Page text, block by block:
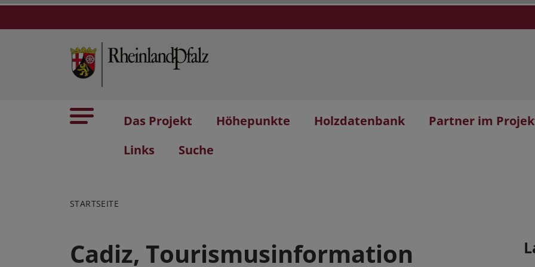
Das Projekt Höhepunkte Holzdatenbank
Partner im
Links
Suche
STARTSEITE
Cadiz, Tourismusinformation